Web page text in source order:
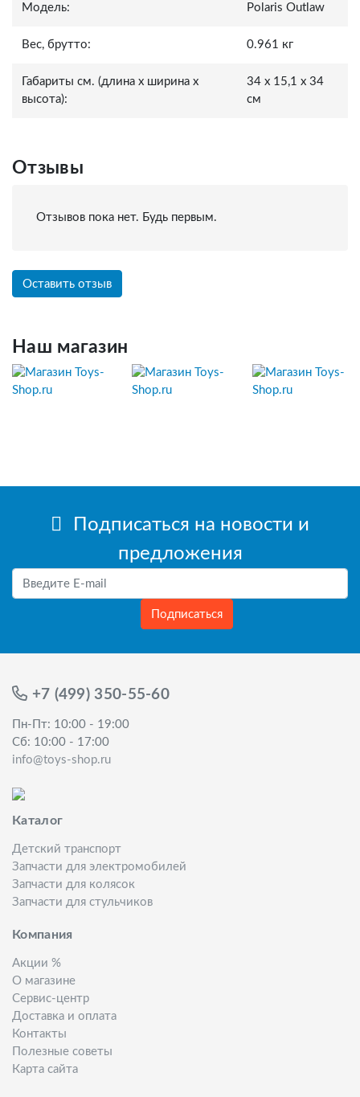
Модель: Polaris Outlaw
Вес, брутто: 0.961 кг
Габариты см. (длина x ширина x
высота):
34 x 15,1 x 34
см
Отзывы
Отзывов пока нет. Будь первым.
Оставить отзыв
Наш магазин
Подписаться на новости и
предложения
Подписаться
+7 (499) 350-55-60
Пн-Пт: 10:00 - 19:00
Сб: 10:00 - 17:00
info@toys-shop.ru
Каталог
Детский транспорт
Запчасти для электромобилей
Запчасти для колясок
Запчасти для стульчиков
Компания
Акции %
О магазине
Сервис-центр
Доставка и оплата
Контакты
Полезные советы
Карта сайта